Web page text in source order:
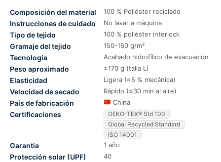
Composición del material 100 % Poliéster reciclado
Instrucciones de cuidado No lavar a máquina
Tipo de tejido 100 % poliéster interlock
Gramaje del tejido 150-160 g/m²
Tecnología Acabado hidrofílico de evacuación
Peso aproximado ±170 g (talla L)
Elasticidad Ligera (≈5 % mecánica)
Velocidad de secado Rápido (≤30 min al aire)
País de fabricación China
Certificaciones
OEKO-TEX® Std 100
Global Recycled Standard
ISO 14001
Garantía 1 año
Protección solar (UPF) 40